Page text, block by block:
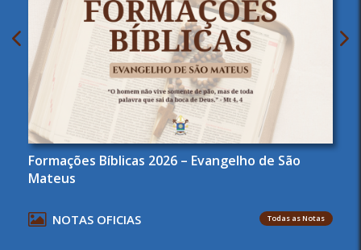
Formações Bíblicas 2026 – Evangelho de São
Mateus
NOTAS OFICIAS Todas as Notas